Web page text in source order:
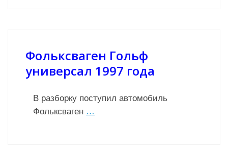
Фольксваген Гольф
универсал 1997 года
В разборку поступил автомобиль
Фольксваген …